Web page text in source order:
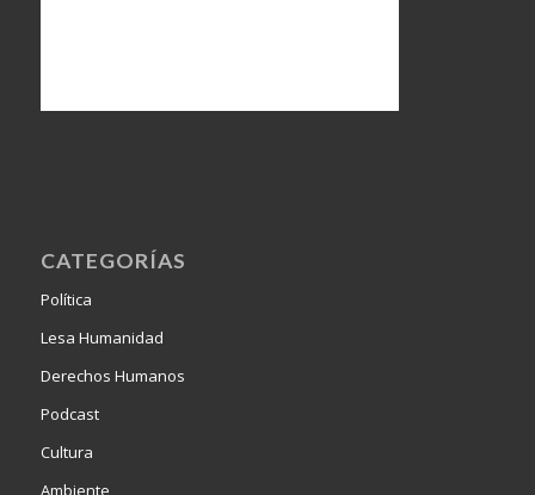
CATEGORÍAS
Política
Lesa Humanidad
Derechos Humanos
Podcast
Cultura
Ambiente